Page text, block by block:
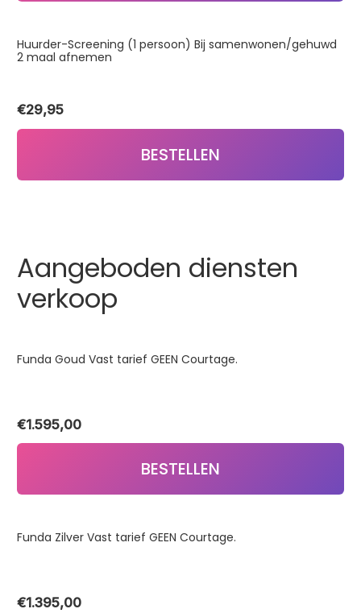
Huurder-Screening (1 persoon) Bij samenwonen/gehuwd
2 maal afnemen
€29,95
BESTELLEN
Aangeboden diensten
verkoop
Funda Goud Vast tarief GEEN Courtage.
€1.595,00
BESTELLEN
Funda Zilver Vast tarief GEEN Courtage.
€1.395,00